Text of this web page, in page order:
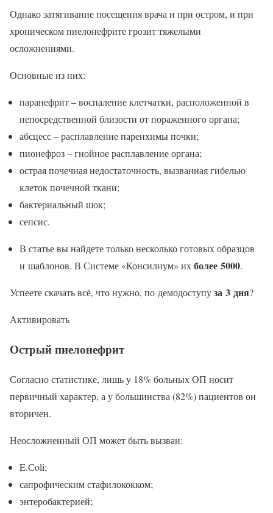
Однако затягивание посещения врача и при остром, и при
хроническом пиелонефрите грозит тяжелыми
осложнениями.
Основные из них:
паранефрит – воспаление клетчатки, расположенной в
непосредственной близости от пораженного органа;
абсцесс – расплавление паренхимы почки;
пионефроз – гнойное расплавление органа;
острая почечная недостаточность, вызванная гибелью
клеток почечной ткани;
бактериальный шок;
сепсис.
В статье вы найдете только несколько готовых образцов
и шаблонов. В Системе «Консилиум» ихболее 5000.
Успеете скачать всё, что нужно, по демодоступуза 3 дня?
Активировать
Острый пиелонефрит
Согласно статистике, лишь у 18% больных ОП носит
первичный характер, а у большинства (82%) пациентов он
вторичен.
Неосложненный ОП может быть вызван:
E.Сoli;
сапрофическим стафилококком;
энтеробактерией;